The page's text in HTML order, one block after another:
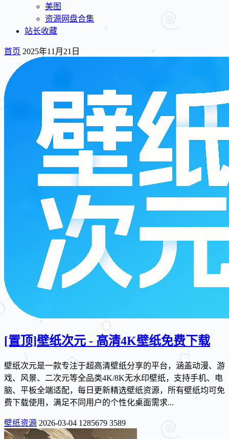
美图
资源网盘合集
站长收藏
首页 2025年11月21日
[置顶]壁纸次元 - 高清4K壁纸免费下载
壁纸次元是一款专注于超高清壁纸分享的平台，涵盖动漫、游
戏、风景、二次元等全品类4K/8K无水印壁纸，支持手机、电
脑、平板全端适配，每日更新精选壁纸资源，所有壁纸均可免
费下载使用，满足不同用户的个性化桌面需求...
壁纸资源 2026-03-04 1285679 3589